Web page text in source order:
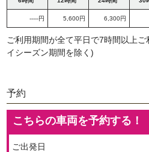
-----円 5,600円 6,300円
ご利用期間が全て平日で7時間以上
イシーズン期間を除く)
予約
こちらの車両を予約する！
ご出発日